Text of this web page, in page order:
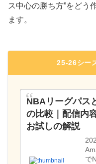
ス中心の勝ち方”をどう
ます。
25-26シー
NBAリーグパス
の比較｜配信内
お試しの解説
で